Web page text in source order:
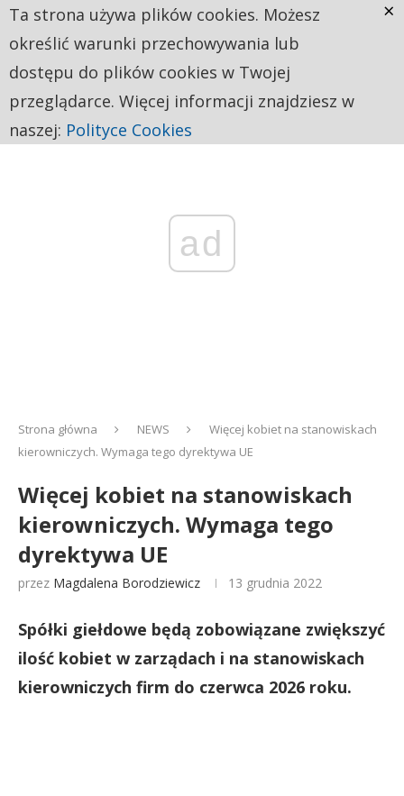
ad
Strona główna NEWS
Więcej kobiet na stanowiskach
kierowniczych. Wymaga tego dyrektywa UE
Więcej kobiet na stanowiskach
kierowniczych. Wymaga tego
dyrektywa UE
przez Magdalena Borodziewicz 13 grudnia 2022
Spółki giełdowe będą zobowiązane zwiększyć
ilość kobiet w zarządach i na stanowiskach
kierowniczych firm do czerwca 2026 roku.
Ta strona używa plików cookies. Możesz
określić warunki przechowywania lub
dostępu do plików cookies w Twojej
przeglądarce. Więcej informacji znajdziesz w
naszej: Polityce Cookies
×